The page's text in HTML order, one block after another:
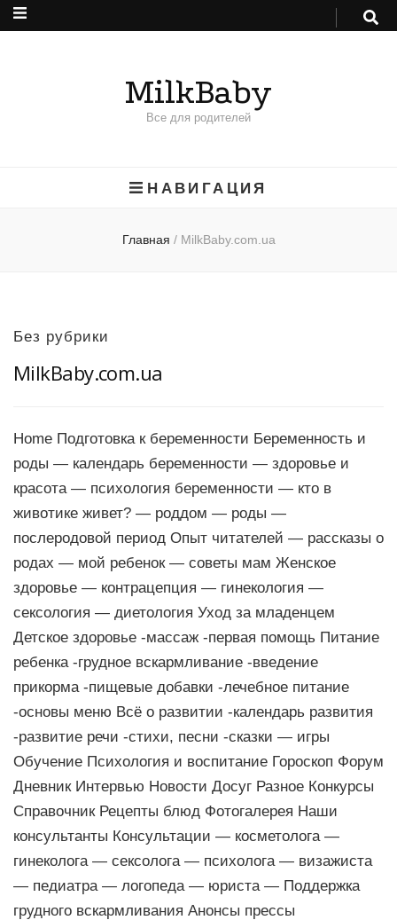
MilkBaby
Все для родителей
НАВИГАЦИЯ
Главная / MilkBaby.com.ua
Без рубрики
MilkBaby.com.ua
Home Подготовка к беременности Беременность и
роды — календарь беременности — здоровье и
красота — психология беременности — кто в
животике живет? — роддом — роды —
послеродовой период Опыт читателей — рассказы о
родах — мой ребенок — советы мам Женское
здоровье — контрацепция — гинекология —
сексология — диетология Уход за младенцем
Детское здоровье -массаж -первая помощь Питание
ребенка -грудное вскармливание -введение
прикорма -пищевые добавки -лечебное питание
-основы меню Всё о развитии -календарь развития
-развитие речи -стихи, песни -сказки — игры
Обучение Психология и воспитание Гороскоп Форум
Дневник Интервью Новости Досуг Разное Конкурсы
Справочник Рецепты блюд Фотогалерея Наши
консультанты Консультации — косметолога —
гинеколога — сексолога — психолога — визажиста
— педиатра — логопеда — юриста — Поддержка
грудного вскармливания Анонсы прессы